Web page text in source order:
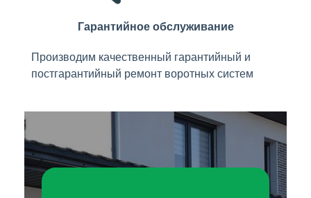
Гарантийное обслуживание
Производим качественный гарантийный и
постгарантийный ремонт воротных систем